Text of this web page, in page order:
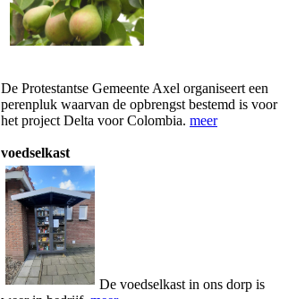
De Protestantse Gemeente Axel organiseert een
perenpluk waarvan de opbrengst bestemd is voor
het project Delta voor Colombia. meer
voedselkast
De voedselkast in ons dorp is